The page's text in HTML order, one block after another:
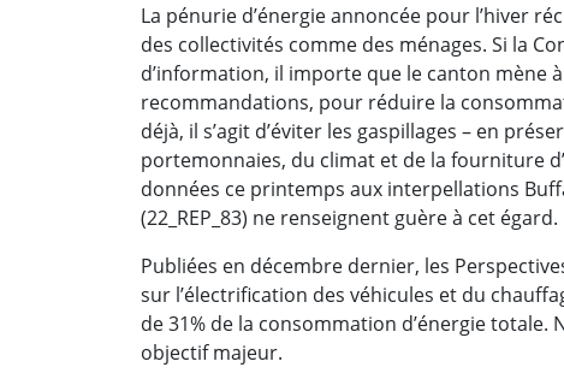
La pénurie d’énergie annoncée pour l’hiver
des collectivités comme des ménages. Si la
d’information, il importe que le canton mène
recommandations, pour réduire la
déjà, il s’agit d’éviter les gaspillages – en
portemonnaies, du climat et de la fourniture
données ce printemps aux interpellations
(22_REP_83) ne renseignent guère à cet égard.
Publiées en décembre dernier, les
sur l’électrification des véhicules et du
de 31% de la consommation d’énergie
objectif majeur.